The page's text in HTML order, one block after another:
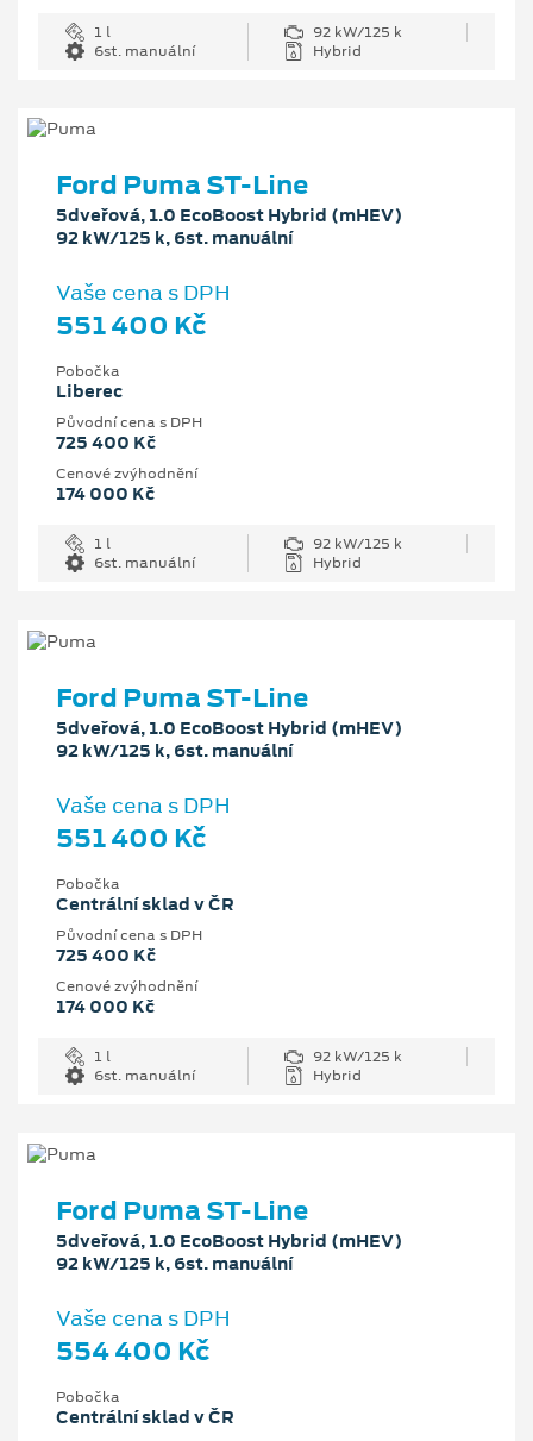
1 l
92 kW/125 k
6st. manuální
Hybrid
Ford Puma ST-Line
5dveřová, 1.0 EcoBoost Hybrid (mHEV)
92 kW/125 k, 6st. manuální
Vaše cena s DPH
551 400 Kč
Pobočka
Liberec
Původní cena s DPH
725 400 Kč
Cenové zvýhodnění
174 000 Kč
1 l
92 kW/125 k
6st. manuální
Hybrid
Ford Puma ST-Line
5dveřová, 1.0 EcoBoost Hybrid (mHEV)
92 kW/125 k, 6st. manuální
Vaše cena s DPH
551 400 Kč
Pobočka
Centrální sklad v ČR
Původní cena s DPH
725 400 Kč
Cenové zvýhodnění
174 000 Kč
1 l
92 kW/125 k
6st. manuální
Hybrid
Ford Puma ST-Line
5dveřová, 1.0 EcoBoost Hybrid (mHEV)
92 kW/125 k, 6st. manuální
Vaše cena s DPH
554 400 Kč
Pobočka
Centrální sklad v ČR